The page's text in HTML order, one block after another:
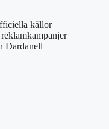
källor
Dardanell